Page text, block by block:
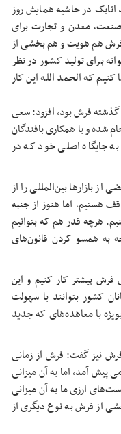
در حاشیه همایش روز
صنعت، معدن و تجارت برای
فرش هم هویت و هم بخشی از
برای تولید کشور در نظر
که الحمد الله این کار
گذشته فرش بود، افزود: سعی
شده و با همکاری بافندگان
جایگاه اصلی خود که در
بازار‌ها بین‌المللی را از
هستیم، اما هنوز از جنبه
هرچه قدر هم که بتوانیم
به همسو کردن قانون‌های
فرش بیشتر کار کنیم و این
کشور بتوانند با سهولت
با معاهده‌های که جدید
فرش نیز گفت: فرش از زمانی
آمد، اما به آن میزانی
ارزی ما به آن میزانی
از فرش به نوع دیگری از